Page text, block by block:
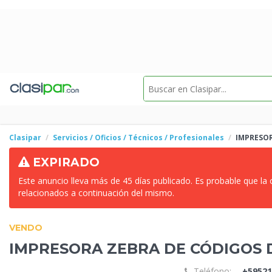
Clasipar Servicios / Oficios / Técnicos / Profesionales
EXPIRADO
Este anuncio lleva más de 45 días publicado. Es probable que
relacionados a continuación del mismo.
VENDO
IMPRESORA ZEBRA DE CÓDIGOS